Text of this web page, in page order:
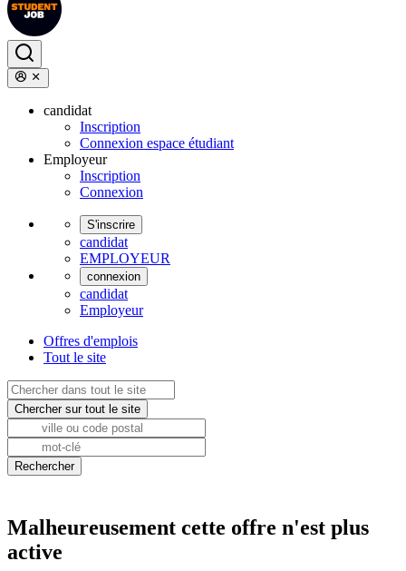
candidat
Inscription
Connexion espace étudiant
Employeur
Inscription
Connexion
S'inscrire
candidat
EMPLOYEUR
connexion
candidat
Employeur
Offres d'emplois
Tout le site
Malheureusement cette offre n'est plus
active